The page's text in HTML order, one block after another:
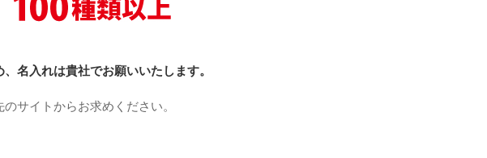
名入れは貴社でお願いいたします。
サイトからお求めください。